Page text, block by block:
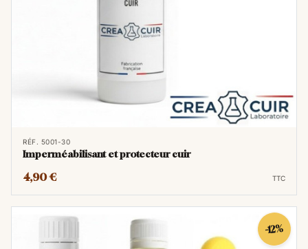
RÉF. 5001-30
Imperméabilisant et protecteur cuir
4,90 € TTC
-12%